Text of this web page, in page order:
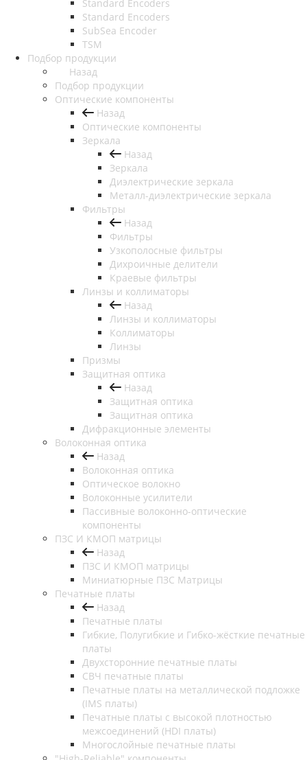
Standard Encoders
Standard Encoders
SubSea Encoder
TSM
Подбор продукции
Назад
Подбор продукции
Оптические компоненты
Назад
Оптические компоненты
Зеркала
Назад
Зеркала
Диэлектрические зеркала
Металл-диэлектрические зеркала
Фильтры
Назад
Фильтры
Узкополосные фильтры
Дихроичные делители
Краевые фильтры
Линзы и коллиматоры
Назад
Линзы и коллиматоры
Коллиматоры
Линзы
Призмы
Защитная оптика
Назад
Защитная оптика
Защитная оптика
Дифракционные элементы
Волоконная оптика
Назад
Волоконная оптика
Оптическое волокно
Волоконные усилители
Пассивные волоконно-оптические
компоненты
ПЗС И КМОП матрицы
Назад
ПЗС И КМОП матрицы
Миниатюрные ПЗС Матрицы
Печатные платы
Назад
Печатные платы
Гибкие, Полугибкие и Гибко-жёсткие печатные
платы
Двухсторонние печатные платы
СВЧ печатные платы
Печатные платы на металлической подложке
(IMS платы)
Печатные платы с высокой плотностью
межсоединений (HDI платы)
Многослойные печатные платы